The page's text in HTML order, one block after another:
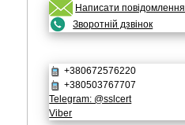
Написати повідомлення
Зворотній дзвінок
+380672576220
+380503767707
Telegram: @sslcert
Viber